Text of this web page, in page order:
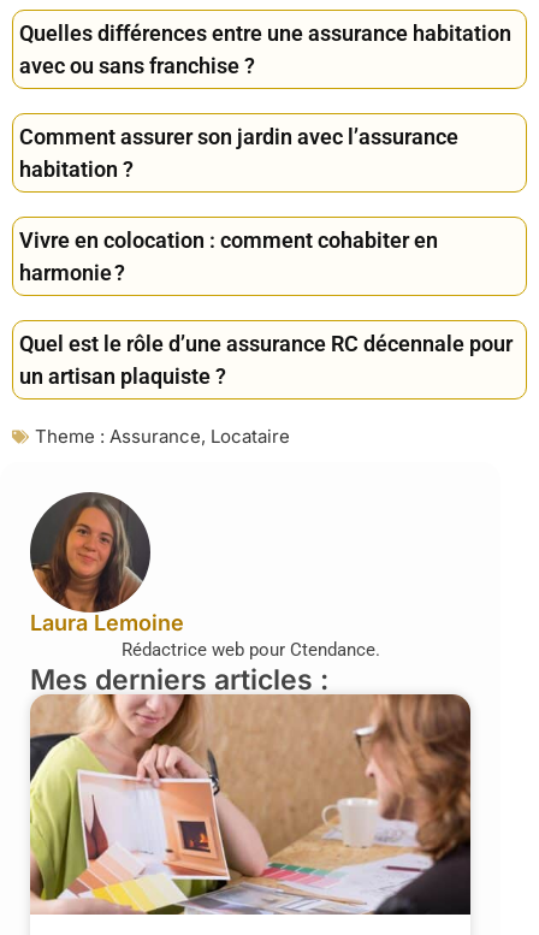
Quelles différences entre une assurance habitation
avec ou sans franchise ?
Comment assurer son jardin avec l’assurance
habitation ?
Vivre en colocation : comment cohabiter en
harmonie ?
Quel est le rôle d’une assurance RC décennale pour
un artisan plaquiste ?
Theme : Assurance, Locataire
Laura Lemoine
Rédactrice web pour Ctendance.
Mes derniers articles :